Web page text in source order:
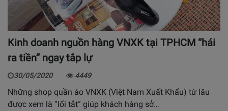
Kinh doanh nguồn hàng VNXK tại TPHCM “hái
ra tiền” ngay tắp lự
30/05/2020 4449
Những shop quần áo VNXK (Việt Nam Xuất Khẩu) từ lâu
được xem là “lối tắt” giúp khách hàng sở…